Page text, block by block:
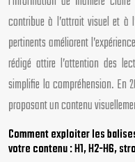
contribue à l’attrait visuel et à
pertinents améliorent
rédigé attire l’attention des
simplifie la compréhension. En
proposant un contenu
Comment exploiter les
votre contenu : H1, H2-H6,